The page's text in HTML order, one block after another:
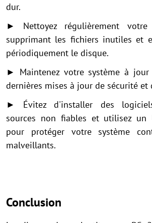
dur.
► Nettoyez régulièrement
supprimant les fichiers inutiles et
périodiquement le disque.
► Maintenez votre système à
dernières mises à jour de sécurité et
► Évitez d'installer des
sources non fiables et utilisez un
pour protéger votre système
malveillants.
Conclusion